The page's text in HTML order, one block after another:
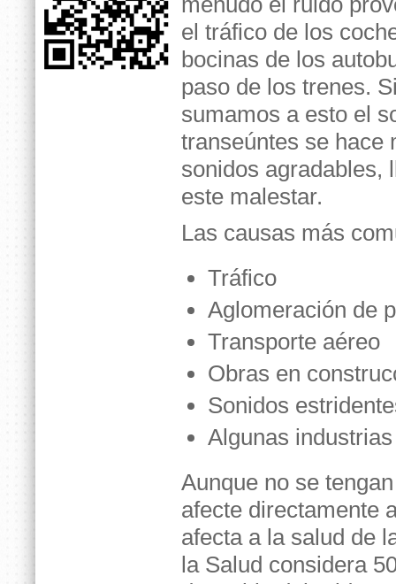
el tráfico de los
bocinas de los
paso de los trenes.
sumamos a esto el
transeúntes se hace
sonidos agradables,
este malestar.
Las causas más
Tráfico
Aglomeración de
Transporte aéreo
Obras en
Sonidos
Algunas industrias
Aunque no se
afecte directamente
afecta a la salud de
la Salud considera